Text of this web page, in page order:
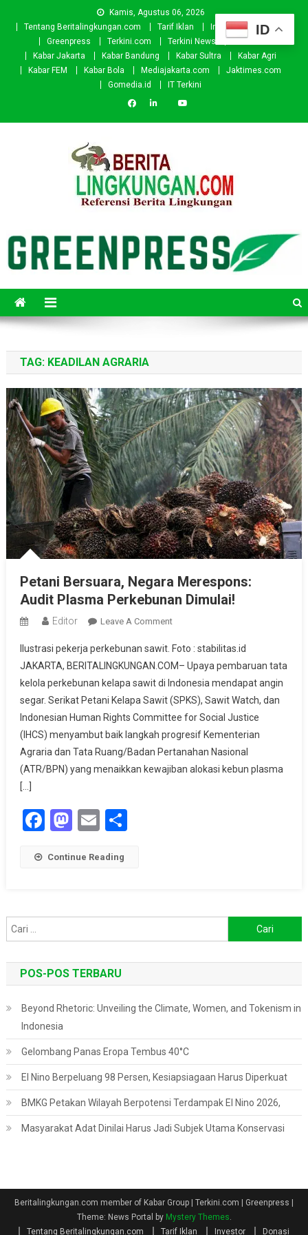
Kamis, Agustus 06, 2026
Tentang Beritalingkungan.com
Tarif Iklan Investor
Donasi
Greenpress
Terkini.com Terkini News
Kabar.id
Kabar Jakarta
Kabar Bandung Kabar Sultra
Kabar Agri
Kabar FEM
Kabar Bola Mediajakarta.com
Jaktimes.com
Gomedia.id
IT Terkini
TAG: KEADILAN AGRARIA
Petani Bersuara, Negara Merespons:
Audit Plasma Perkebunan Dimulai!
Editor Leave A CommentOn
Bersuara,
Negara
Merespons:
Audit
Plasma
Perkebunan
Dimulai!
Ilustrasi pekerja perkebunan sawit. Foto : stabilitas.id
JAKARTA, BERITALINGKUNGAN.COM– Upaya pembaruan tata
kelola perkebunan kelapa sawit di Indonesia mendapat angin
segar. Serikat Petani Kelapa Sawit (SPKS), Sawit Watch, dan
Indonesian Human Rights Committee for Social Justice
(IHCS) menyambut baik langkah progresif Kementerian
Agraria dan Tata Ruang/Badan Pertanahan Nasional
(ATR/BPN) yang menaikkan kewajiban alokasi kebun plasma
[…]
Facebook
Mastodon
Email
Continue Reading
untuk:
POS-POS TERBARU
Beyond Rhetoric: Unveiling the Climate, Women, and Tokenism in
Indonesia
Gelombang Panas Eropa Tembus 40°C
El Nino Berpeluang 98 Persen, Kesiapsiagaan Harus Diperkuat
BMKG Petakan Wilayah Berpotensi Terdampak El Nino 2026,
Masyarakat Adat Dinilai Harus Jadi Subjek Utama Konservasi
Beritalingkungan.com member of Kabar Group | Terkini.com | Greenpress
Theme: News Portal by Mystery Themes.
Tentang Beritalingkungan.com
Tarif Iklan Investor Donasi
ID